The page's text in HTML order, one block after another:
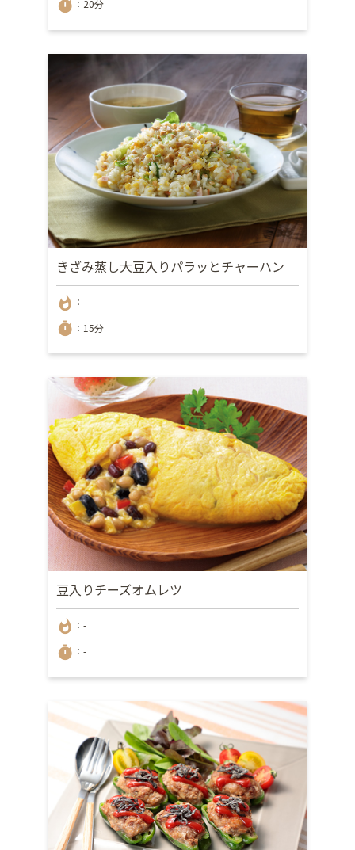
timer ：20分
きざみ蒸し大豆入りパラッとチャーハン
whatshot ：-
timer ：15分
豆入りチーズオムレツ
whatshot ：-
timer ：-